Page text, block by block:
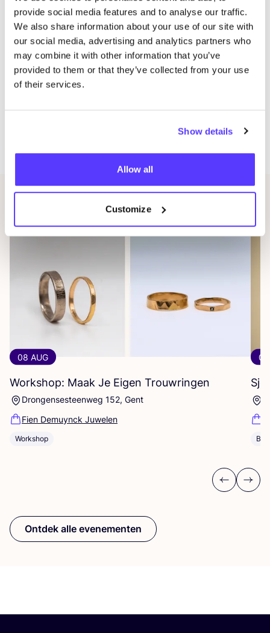
provide social media features and to analyse our traffic.
We also share information about your use of our site with
our social media, advertising and analytics partners who
may combine it with other information that you’ve
provided to them or that they’ve collected from your use
of their services.
Show details
Allow all
Customize
Denk voor­af zeker eens na over jouw ont­werp.
Je kan heel wat inspi­ra­tie vin­den op Pin­te­rest en
Instagram.
De work­shop gaat door met mini­maal 4en maxi­
maal
deel­ne­mers. Bij min­der dan
deel­ne­mers
Heb je nog vra­gen? Iets niet hele­maal dui­de­lijk?
Gerelateerde evenementen
08 AUG
Workshop: Maak Je Eigen Trouwringen
Drongensesteenweg 152, Gent
Fien Demuynck Juwelen
Workshop
08
Previous
Next
Ontdek alle evenementen